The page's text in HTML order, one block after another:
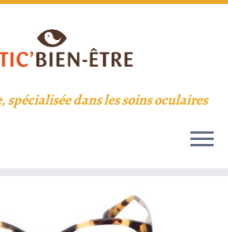
spécialisée dans les soins oculaires